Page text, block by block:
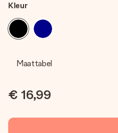
Kleur
Maattabel
€ 16,99